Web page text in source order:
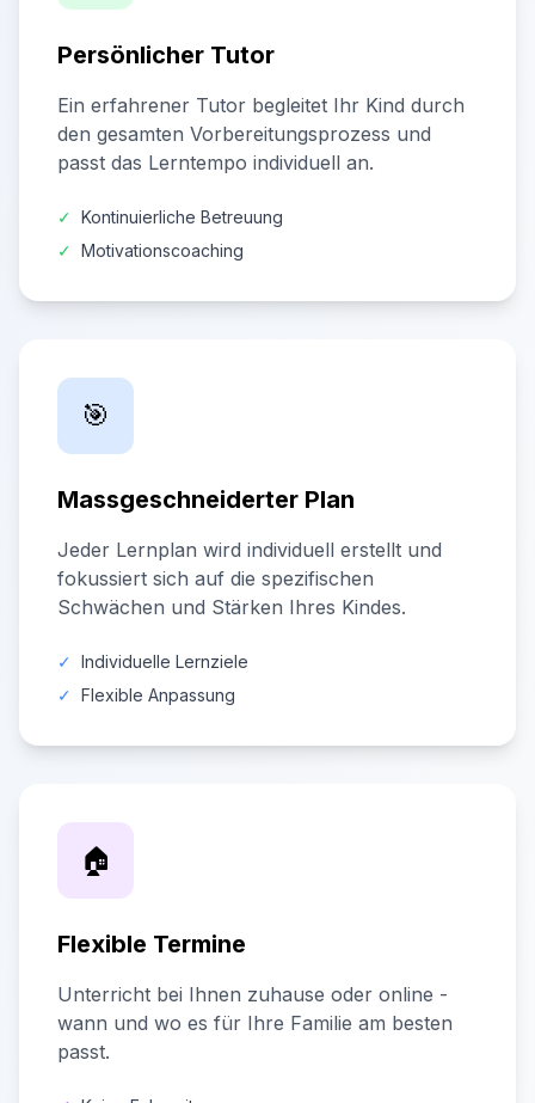
Persönlicher Tutor
Ein erfahrener Tutor begleitet Ihr Kind durch
den gesamten Vorbereitungsprozess und
passt das Lerntempo individuell an.
✓ Kontinuierliche Betreuung
✓ Motivationscoaching
🎯
Massgeschneiderter Plan
Jeder Lernplan wird individuell erstellt und
fokussiert sich auf die spezifischen
Schwächen und Stärken Ihres Kindes.
✓ Individuelle Lernziele
✓ Flexible Anpassung
🏠
Flexible Termine
Unterricht bei Ihnen zuhause oder online -
wann und wo es für Ihre Familie am besten
passt.